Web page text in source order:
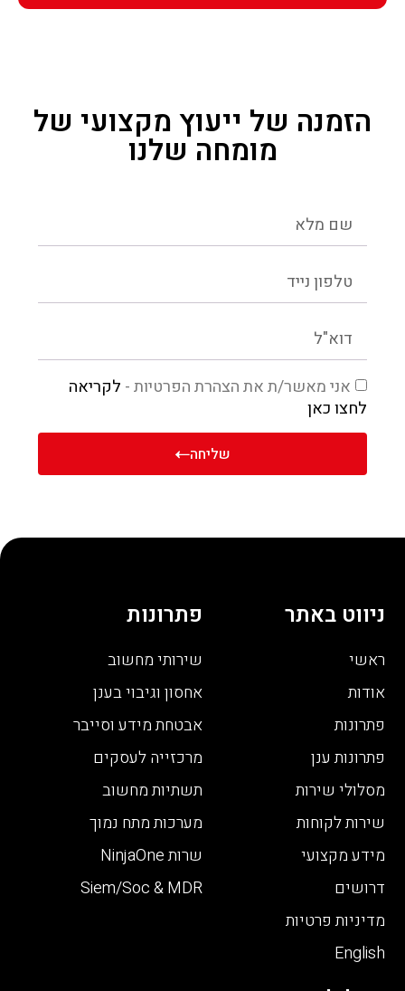
הזמנה של ייעוץ מקצועי של
מומחה שלנו
אני מאשר/ת את הצהרת הפרטיות - לקריאה
לחצו כאן
שליחה
ניווט באתר
ראשי
אודות
פתרונות
פתרונות ענן
מסלולי שירות
שירות לקוחות
מידע מקצועי
דרושים
מדיניות פרטיות
English
פתרונות
שירותי מחשוב
אחסון וגיבוי בענן
אבטחת מידע וסייבר
מרכזייה לעסקים
תשתיות מחשוב
מערכות מתח נמוך
שרות NinjaOne
Siem/Soc & MDR